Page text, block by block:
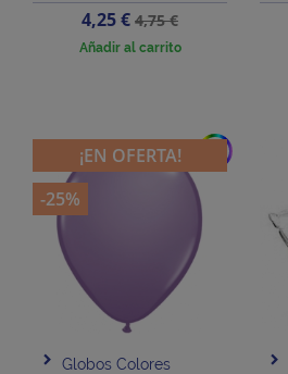
Precio
4,25 €Precio
base
4,75 €
Añadir al carrito
add
Globos Colores
¡EN OFERTA!
-25%